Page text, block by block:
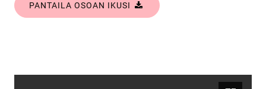
PANTAILA OSOAN IKUSI